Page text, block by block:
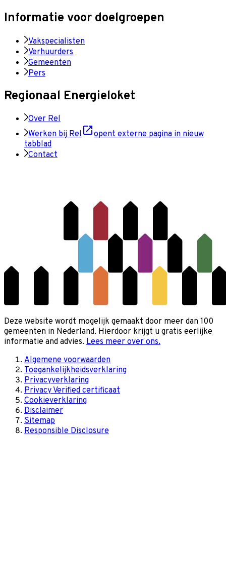
Informatie voor doelgroepen
Vakspecialisten
Verhuurders
Gemeenten
Pers
Regionaal Energieloket
Over Rel
Werken bij Rel
opent externe pagina in nieuw
tabblad
Contact
Deze website wordt mogelijk gemaakt door meer dan 100
gemeenten in Nederland. Hierdoor krijgt u gratis eerlijke
informatie and advies. Lees meer over ons.
Algemene voorwaarden
Toegankelijkheidsverklaring
Privacyverklaring
Privacy Verified certificaat
Cookieverklaring
Disclaimer
Sitemap
Responsible Disclosure